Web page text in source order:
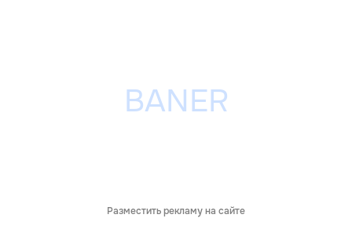
Разместить рекламу на сайте